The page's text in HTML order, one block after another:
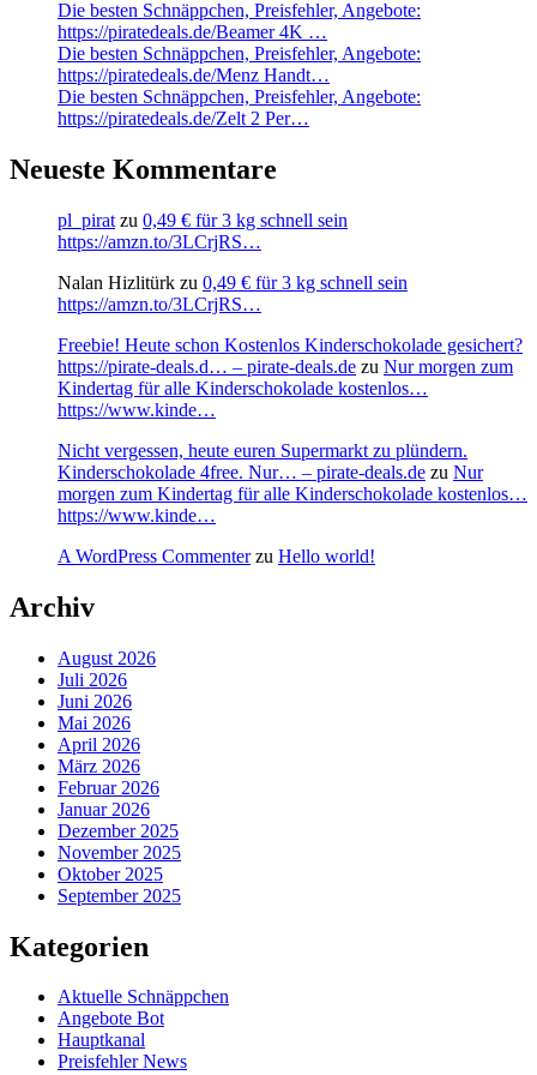
Die besten Schnäppchen, Preisfehler, Angebote:
https://piratedeals.de/Beamer 4K …
Die besten Schnäppchen, Preisfehler, Angebote:
https://piratedeals.de/Menz Handt…
Die besten Schnäppchen, Preisfehler, Angebote:
https://piratedeals.de/Zelt 2 Per…
Neueste Kommentare
pl_pirat zu 0,49 € für 3 kg schnell sein
https://amzn.to/3LCrjRS…
Nalan Hizlitürk zu 0,49 € für 3 kg schnell sein
https://amzn.to/3LCrjRS…
Freebie! Heute schon Kostenlos Kinderschokolade gesichert?
https://pirate-deals.d… – pirate-deals.de zu Nur morgen zum
Kindertag für alle Kinderschokolade kostenlos…
https://www.kinde…
Nicht vergessen, heute euren Supermarkt zu plündern.
Kinderschokolade 4free. Nur… – pirate-deals.de zu Nur
morgen zum Kindertag für alle Kinderschokolade kostenlos…
https://www.kinde…
A WordPress Commenterzu Hello world!
Archiv
August 2026
Juli 2026
Juni 2026
Mai 2026
April 2026
März 2026
Februar 2026
Januar 2026
Dezember 2025
November 2025
Oktober 2025
September 2025
Kategorien
Aktuelle Schnäppchen
Angebote Bot
Hauptkanal
Preisfehler News